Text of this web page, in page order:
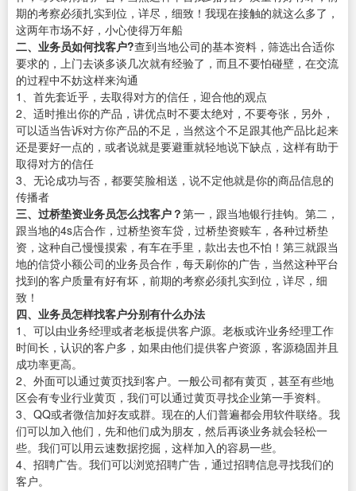
期的考察必须扎实到位，详尽，细致！我现在接触的就这么多了，
这两年市场不好，小心使得万年船
二、业务员如何找客户?查到当地公司的基本资料，筛选出合适你
要求的，上门去谈多谈几次就有经验了，而且不要怕碰壁，在交流
的过程中不妨这样来沟通
1、首先套近乎，去取得对方的信任，迎合他的观点
2、适时推出你的产品，讲优点时不要太绝对，不要夸张，另外，
可以适当告诉对方你产品的不足，当然这个不足跟其他产品比起来
还是要好一点的，或者说就是要避重就轻地说下缺点，这样有助于
取得对方的信任
3、无论成功与否，都要笑脸相送，说不定他就是你的商品信息的
传播者
三、过桥垫资业务员怎么找客户？第一，跟当地银行挂钩。第二，
跟当地的4s店合作，过桥垫资车贷，过桥垫资赎车，各种过桥垫
资，这种自己慢慢摸索，有车在手里，款出去也不怕！第三就跟当
地的信贷小额公司的业务员合作，每天刷你的广告，当然这种平台
找到的客户质量有好有坏，前期的考察必须扎实到位，详尽，细
致！
四、业务员怎样找客户分别有什么办法
1、可以由业务经理或者老板提供客户源。老板或许业务经理工作
时间长，认识的客户多，如果由他们提供客户资源，客源稳固并且
成功率更高。
2、外面可以通过黄页找到客户。一般公司都有黄页，甚至有些地
区会有专业行业黄页，我们可以通过黄页寻找企业第一手资料。
3、QQ或者微信加好友或群。现在的人们普遍都会用软件联络。我
们可以加入他们，先和他们成为朋友，然后再谈业务就会轻松一
些。我们可以用云速数据挖掘，这样加入的容易一些。
4、招聘广告。我们可以浏览招聘广告，通过招聘信息寻找我们的
客户。